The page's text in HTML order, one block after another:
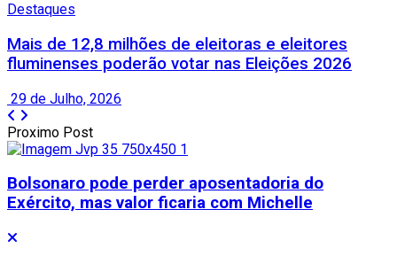
Destaques
Mais de 12,8 milhões de eleitoras e eleitores
fluminenses poderão votar nas Eleições 2026
29 de Julho, 2026
Proximo Post
Bolsonaro pode perder aposentadoria do
Exército, mas valor ficaria com Michelle